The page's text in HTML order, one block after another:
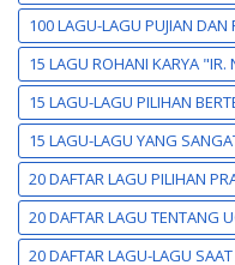
100 LAGU-LAGU PUJIAN
15 LAGU ROHANI KARYA "IR.
15 LAGU-LAGU PILIHAN
15 LAGU-LAGU YANG
20 DAFTAR LAGU PILIHAN
20 DAFTAR LAGU TENTANG
20 DAFTAR LAGU-LAGU